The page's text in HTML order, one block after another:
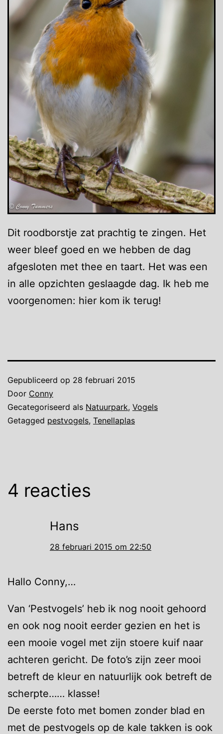
Dit roodborstje zat prachtig te zingen. Het
weer bleef goed en we hebben de dag
afgesloten met thee en taart. Het was een
in alle opzichten geslaagde dag. Ik heb me
voorgenomen: hier kom ik terug!
Gepubliceerd op 28 februari 2015
Door Conny
Gecategoriseerd als Natuurpark, Vogels
Getagged pestvogels, Tenellaplas
4 reacties
Hans
28 februari 2015 om 22:50
Hallo Conny,…
Van ‘Pestvogels’ heb ik nog nooit gehoord
en ook nog nooit eerder gezien en het is
een mooie vogel met zijn stoere kuif naar
achteren gericht. De foto’s zijn zeer mooi
betreft de kleur en natuurlijk ook betreft de
scherpte…… klasse!
De eerste foto met bomen zonder blad en
met de pestvogels op de kale takken is ook